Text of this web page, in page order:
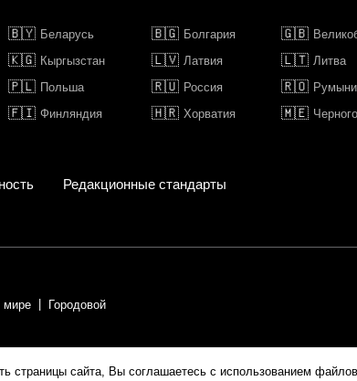
🇧🇾 Беларусь 🇧🇬 Болгария 🇬🇧
🇰🇬 Кыргызстан 🇱🇻 Латвия 🇱🇹 Литва
🇵🇱 Польша 🇷🇺 Россия 🇷🇴
🇫🇮 Финляндия 🇭🇷 Хорватия 🇲🇪
Редакционные стандарты
мире Городовой
страницы сайта, Вы соглашаетесь с использованием